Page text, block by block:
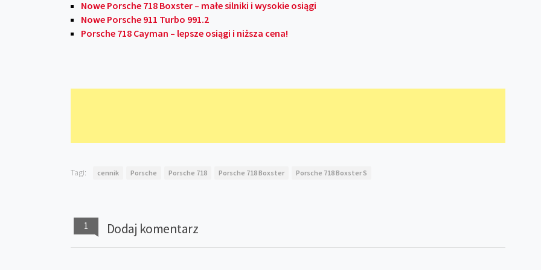
Nowe Porsche 718 Boxster – małe silniki i wysokie osiągi
Nowe Porsche 911 Turbo 991.2
Porsche 718 Cayman – lepsze osiągi i niższa cena!
Tagi: cennik Porsche Porsche 718 Porsche 718 Boxster Porsche 718 Boxster S
1 Dodaj komentarz